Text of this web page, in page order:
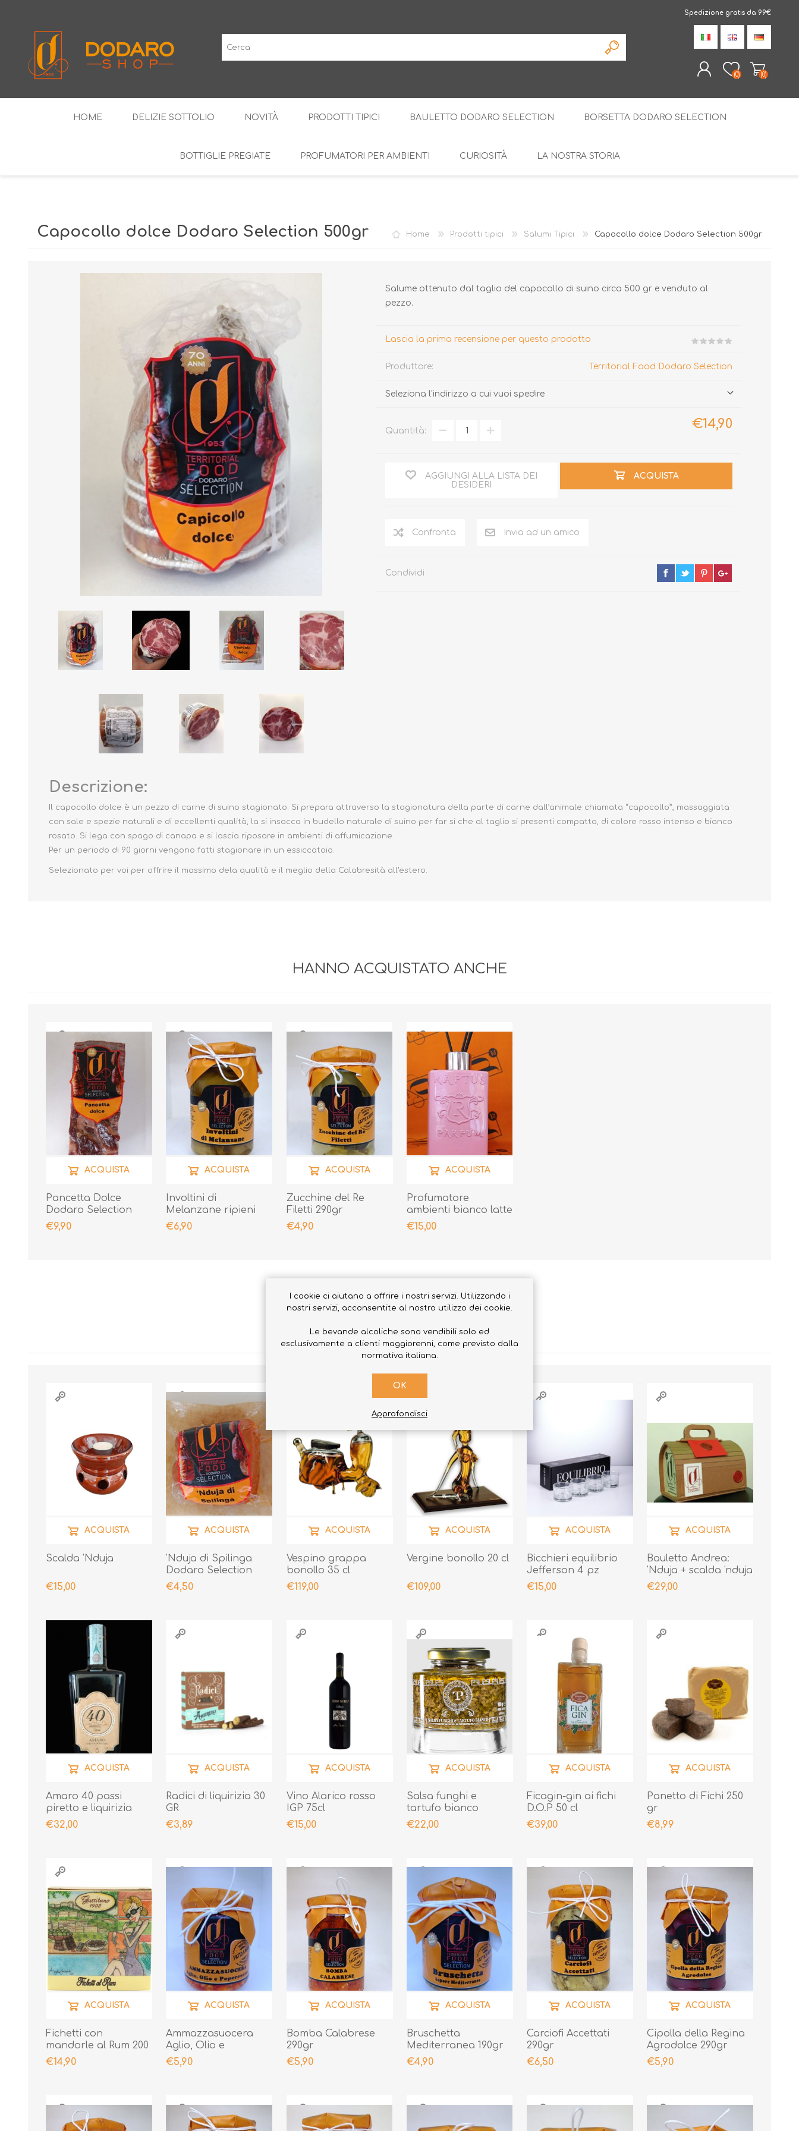
Spedizione gratis da 99€
REGISTRATI
(0) (0)
HOME DELIZIE SOTTOLIO NOVITÀ PRODOTTI TIPICI
MARMELLATE MIELE
BAULETTO DODARO SELECTION BORSETTA DODARO SELECTION
BOTTIGLIE PREGIATE PROFUMATORI PER AMBIENTI CURIOSITÀ LA NOSTRA STORIA
Home Prodotti tipici Salumi Tipici Capocollo dolce Dodaro Selection 500gr
Capocollo dolce Dodaro Selection 500gr
Salume ottenuto dal taglio del capocollo di suino circa 500 gr e venduto al
pezzo.
Lascia la prima recensione per questo prodotto
Produttore: Territorial Food Dodaro Selection
Seleziona l'indirizzo a cui vuoi spedire
€14,90
Quantità:
AGGIUNGI ALLA LISTA DEI
DESIDERI
ACQUISTA
Confronta Invia ad un amico
Condividi
Descrizione:
Il capocollo dolce è un pezzo di carne di suino stagionato. Si prepara attraverso la stagionatura della parte di carne dall’animale chiamata “capocollo”, massaggiata
con sale e spezie naturali e di eccellenti qualità, la si insacca in budello naturale di suino per far si che al taglio si presenti compatta, di colore rosso intenso e bianco
rosato. Si lega con spago di canapa e si lascia riposare in ambienti di affumicazione.
Per un periodo di 90 giorni vengono fatti stagionare in un essiccatoio.
Selezionato per voi per offrire il massimo dela qualità e il meglio della Calabresità all'estero.
HANNO ACQUISTATO ANCHE
Pancetta Dolce
Dodaro Selection
400gr
€9,90
ACQUISTA
Involtini di
Melanzane ripieni
290gr
€6,90
ACQUISTA
Zucchine del Re
Filetti 290gr
€4,90
ACQUISTA
Profumatore
ambienti bianco latte
300ml
€15,00
ACQUISTA
PRODOTTI CORRELATI
Scalda 'Nduja
€15,00
ACQUISTA
'Nduja di Spilinga
Dodaro Selection
200gr
€4,50
ACQUISTA
Vespino grappa
bonollo 35 cl
€119,00
ACQUISTA
Vergine bonollo 20 cl
€109,00
ACQUISTA
Bicchieri equilibrio
Jefferson 4 pz
€15,00
ACQUISTA
Bauletto Andrea:
'Nduja + scalda 'nduja
+ Le Creme
Peperoncino
con ceralacca
€29,00
ACQUISTA
Amaro 40 passi
piretto e liquirizia
75cl
€32,00
ACQUISTA
Radici di liquirizia 30
GR
€3,89
ACQUISTA
Vino Alarico rosso
IGP 75cl
€15,00
ACQUISTA
Salsa funghi e
tartufo bianco
Toscano 180g
€22,00
ACQUISTA
Ficagin-gin ai fichi
D.O.P 50 cl
€39,00
ACQUISTA
Panetto di Fichi 250
gr
€8,99
ACQUISTA
Fichetti con
mandorle al Rum 200
gr
€14,90
ACQUISTA
Ammazzasuocera
Aglio, Olio e
Peperoncino 190gr
€5,90
ACQUISTA
Bomba Calabrese
290gr
€5,90
ACQUISTA
Bruschetta
Mediterranea 190gr
€4,90
ACQUISTA
Carciofi Accettati
290gr
€6,50
ACQUISTA
Cipolla della Regina
Agrodolce 290gr
€5,90
ACQUISTA
I cookie ci aiutano a offrire i nostri servizi. Utilizzando i
nostri servizi, acconsentite al nostro utilizzo dei cookie.
Le bevande alcoliche sono vendibili solo ed
esclusivamente a clienti maggiorenni, come previsto dalla
normativa italiana.
OK
Approfondisci